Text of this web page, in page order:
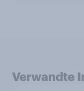
Verwandte